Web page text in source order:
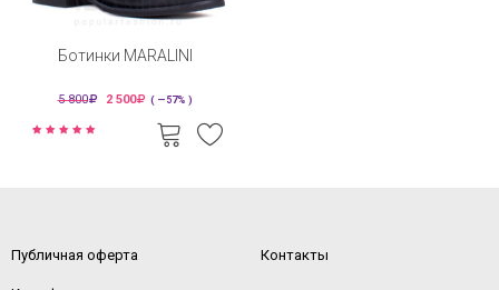
Ботинки MARALINI
5 800 2 500 ( —57% )
Публичная оферта Контакты